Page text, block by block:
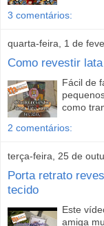
3 comentários:
quarta-feira, 1 de
Como revestir
Fácil de
como
2 comentários:
terça-feira, 25 de
Porta retrato
tecido
Este
amiga